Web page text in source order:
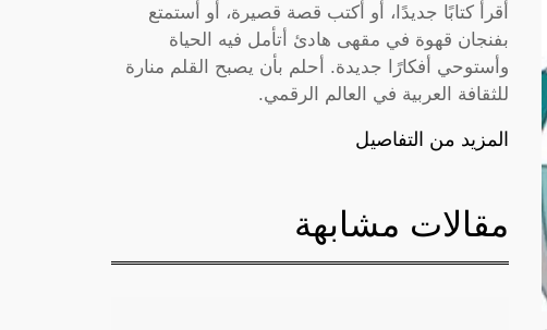
أقرأ كتابًا جديدًا، أو أكتب قصة قصيرة، أو أستمتع
بفنجان قهوة في مقهى هادئ أتأمل فيه الحياة
وأستوحي أفكارًا جديدة. أحلم بأن يصبح القلم منارة
للثقافة العربية في العالم الرقمي.
المزيد من التفاصيل
مقالات مشابهة